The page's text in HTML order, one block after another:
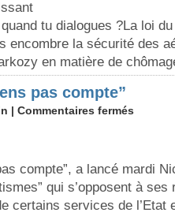
tu dialogues ?La loi
encombre la sécurité des
en matière de
pas compte”
| Commentaires fermés
compte”, a lancé mardi
qui s’opposent à ses
certains services de l’Etat